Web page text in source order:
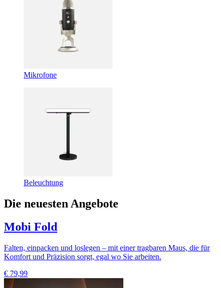
Mikrofone
Beleuchtung
Die neuesten Angebote
Mobi Fold
Falten, einpacken und loslegen – mit einer tragbaren Maus, die für
Komfort und Präzision sorgt, egal wo Sie arbeiten.
€ 79,99